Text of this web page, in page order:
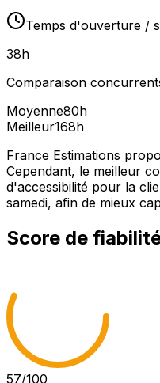
Temps d'ouverture /
38h
Comparaison
Moyenne80h
Meilleur168h
France Estimations
Cependant, le meilleur
d'accessibilité pour la
samedi, afin de mieux
Score de
57/100